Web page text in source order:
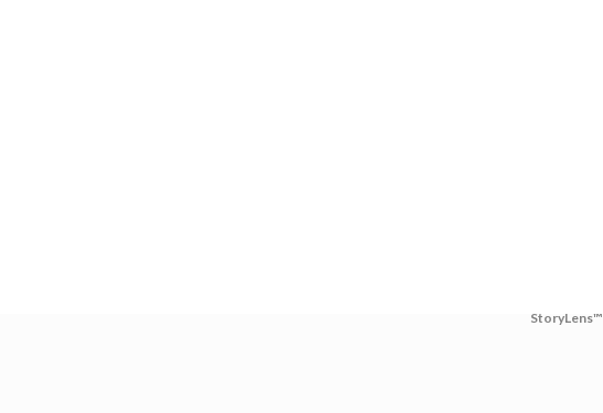
StoryLens™